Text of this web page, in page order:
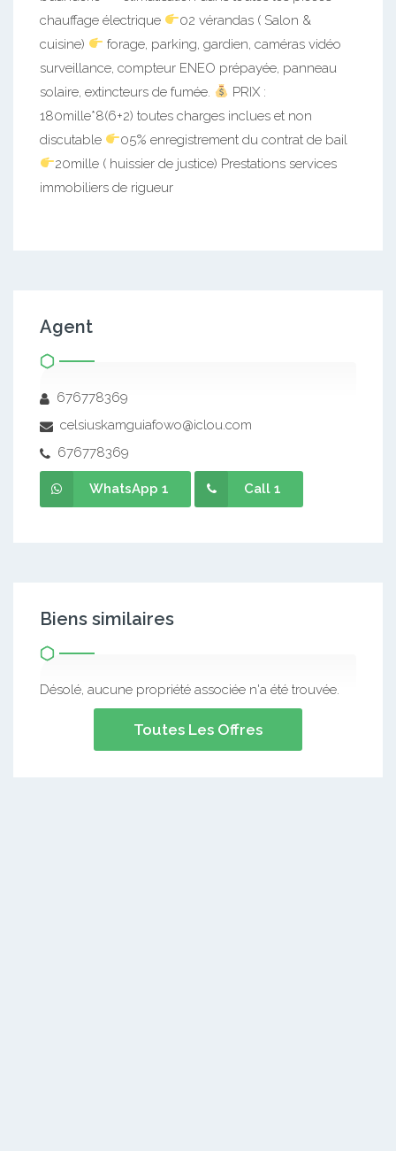
chauffage électrique
02 vérandas ( Salon &
cuisine)
forage, parking, gardien, caméras vidéo
surveillance, compteur ENEO prépayée, panneau
solaire, extincteurs de fumée.
PRIX :
180mille*8(6+2) toutes charges inclues et non
discutable
05% enregistrement du contrat de bail
20mille ( huissier de justice) Prestations services
immobiliers de rigueur
Agent
676778369
celsiuskamguiafowo@iclou.com
676778369
WhatsApp 1 Call 1
Biens similaires
Désolé, aucune propriété associée n'a été trouvée.
Toutes Les Offres